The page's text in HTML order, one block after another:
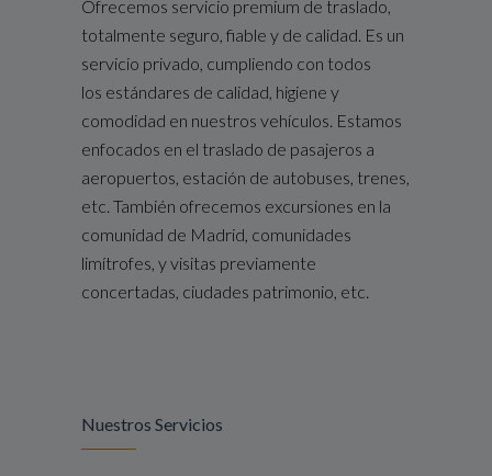
Ofrecemos servicio premium de traslado,
totalmente seguro, fiable y de calidad. Es un
servicio privado, cumpliendo con todos
los estándares de calidad, higiene y
comodidad en nuestros vehículos. Estamos
enfocados en el traslado de pasajeros a
aeropuertos, estación de autobuses, trenes,
etc. También ofrecemos excursiones en la
comunidad de Madrid, comunidades
limítrofes, y visitas previamente
concertadas, ciudades patrimonio, etc.
Nuestros Servicios